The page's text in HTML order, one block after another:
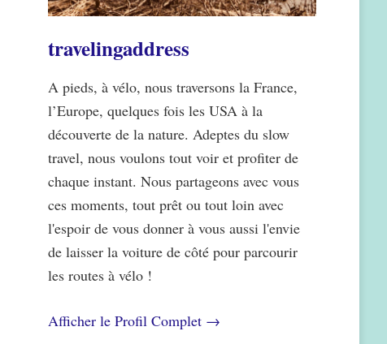
travelingaddress
A pieds, à vélo, nous traversons la France,
l’Europe, quelques fois les USA à la
découverte de la nature. Adeptes du slow
travel, nous voulons tout voir et profiter de
chaque instant. Nous partageons avec vous
ces moments, tout prêt ou tout loin avec
l'espoir de vous donner à vous aussi l'envie
de laisser la voiture de côté pour parcourir
les routes à vélo !
Afficher le Profil Complet →